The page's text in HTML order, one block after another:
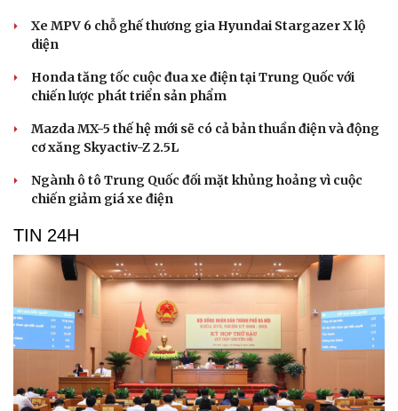
Xe MPV 6 chỗ ghế thương gia Hyundai Stargazer X lộ
diện
Honda tăng tốc cuộc đua xe điện tại Trung Quốc với
chiến lược phát triển sản phẩm
Mazda MX-5 thế hệ mới sẽ có cả bản thuần điện và động
cơ xăng Skyactiv-Z 2.5L
Ngành ô tô Trung Quốc đối mặt khủng hoảng vì cuộc
chiến giảm giá xe điện
TIN 24H